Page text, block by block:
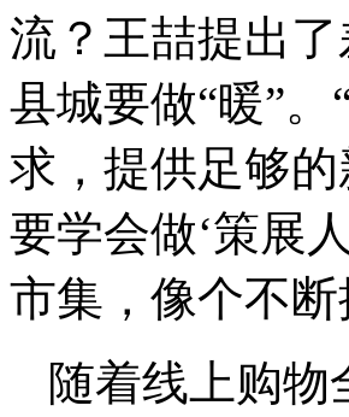
流？王喆提出
县城要做“暖”
求，提供足够
要学会做‘策展
市集，像个不
随着线上购